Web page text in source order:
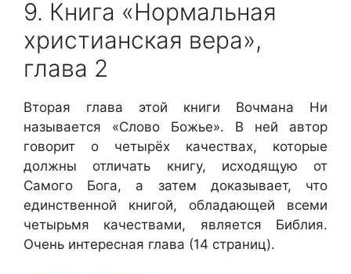
9. Книга «Нормальная
христианская вера»,
глава 2
Вторая глава этой книги Вочмана Ни
называется «Слово Божье». В ней автор
говорит о четырёх качествах, которые
должны отличать книгу, исходящую от
Самого Бога, а затем доказывает, что
единственной книгой, обладающей всеми
четырьмя качествами, является Библия.
Очень интересная глава (14 страниц).